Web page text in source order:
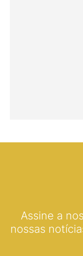
Assine a
nossas